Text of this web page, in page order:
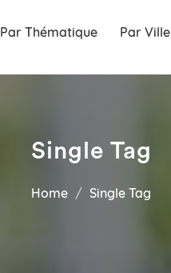
Par Thématique Par Ville
Single Tag
Home Single Tag